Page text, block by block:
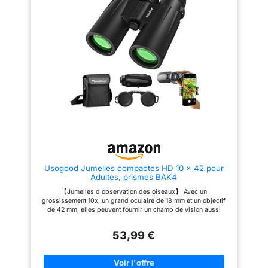
bouton de mise au point et
anneaux de dioptrie, un design
amélioré de l'œillet et des
couvercles d'objectif attachés
pour un large éventail
d'utilisateurs, œillets tournants
confortable avec ou sans
lunettes. 【Prismes BAK-4 et
revêtement multicouches】les
lentilles entièrement
capturer les images les plus
claires, lumineuses et stables.
【Livré avec un adaptateur pour
smartphone】Jumelles peuvent
être utilisées avec un support
de trépied, ce qui est très
quelque chose pendant une
longue période. Est également
smartphone, pouvant accueillir
96,48%, offrant des images
lumineuses, nettes et
contrastées. Dites adieu à
l'aberration chromatique et
profitez d'une vision nocturne
améliorée en basse lumière.
Design Léger et Compact : Avec
un poids de seulement 260 g,
ces jumelles sont légères et
parfaites pour les aventures en
déplacement. Leur design
pliable leur permet de tenir
Rendez vos voyages encore
plus mémorables avec ces
jumelles abordables et
compactes. Armure
Ergonomique en Caoutchouc :
Nos jumelles ont une armure en
un confort durable, une prise
et antidérapantes, elles allient
Usogood Jumelles compactes HD 10 x 42 pour
Adultes, prismes BAK4
【Jumelles d'observation des oiseaux】 Avec un
grossissement 10x, un grand oculaire de 18 mm et un objectif
de 42 mm, elles peuvent fournir un champ de vision aussi
【Vue super lumineuse et claire】 L'optique FMC et le prisme
la lumière jusqu'à 99 %, vous restaurent des images d'oiseaux
ultra claires avec des couleurs riches. Les puissantes jumelles
53,99 €